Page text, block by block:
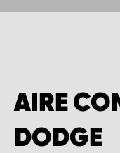
AIRE
DODGE